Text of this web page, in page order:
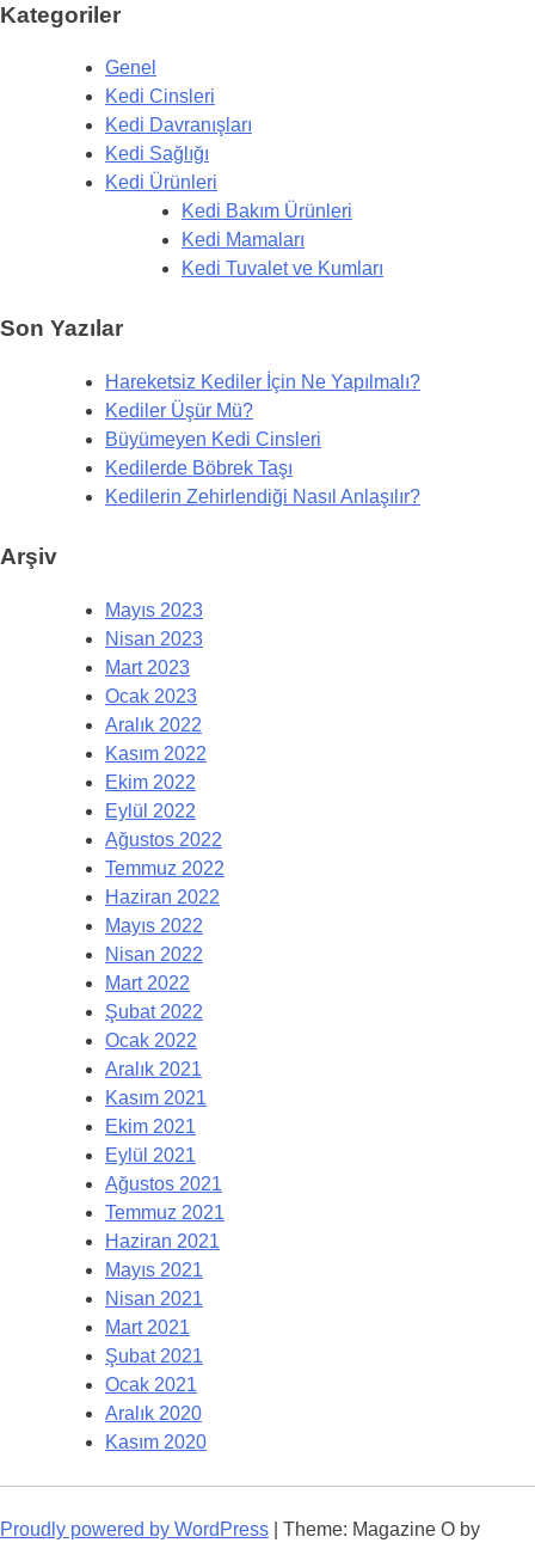
Kategoriler
Genel
Kedi Cinsleri
Kedi Davranışları
Kedi Sağlığı
Kedi Ürünleri
Kedi Bakım Ürünleri
Kedi Mamaları
Kedi Tuvalet ve Kumları
Son Yazılar
Hareketsiz Kediler İçin Ne Yapılmalı?
Kediler Üşür Mü?
Büyümeyen Kedi Cinsleri
Kedilerde Böbrek Taşı
Kedilerin Zehirlendiği Nasıl Anlaşılır?
Arşiv
Mayıs 2023
Nisan 2023
Mart 2023
Ocak 2023
Aralık 2022
Kasım 2022
Ekim 2022
Eylül 2022
Ağustos 2022
Temmuz 2022
Haziran 2022
Mayıs 2022
Nisan 2022
Mart 2022
Şubat 2022
Ocak 2022
Aralık 2021
Kasım 2021
Ekim 2021
Eylül 2021
Ağustos 2021
Temmuz 2021
Haziran 2021
Mayıs 2021
Nisan 2021
Mart 2021
Şubat 2021
Ocak 2021
Aralık 2020
Kasım 2020
Proudly powered by WordPress
Theme: Magazine O by